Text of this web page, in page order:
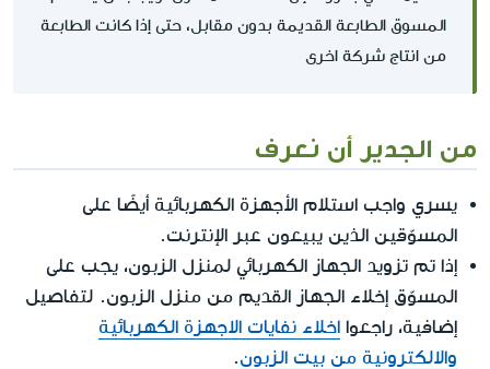
المسوق الطابعة القديمة بدون مقابل، حتى إذا كانت الطابعة
من انتاج شركة اخرى
من الجدير أن نعرف
يسري واجب استلام الأجهزة الكهربائية أيضًا على
المسوّقين الذين يبيعون عبر الإنترنت.
إذا تم تزويد الجهاز الكهربائي لمنزل الزبون، يجب على
المسوّق إخلاء الجهاز القديم من منزل الزبون. لتفاصيل
إضافية، راجعوا اخلاء نفايات الاجهزة الكهربائية
والالكترونية من بيت الزبون.